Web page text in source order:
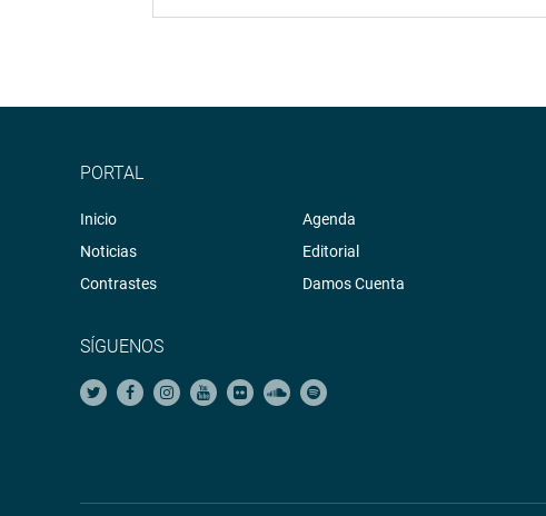
PORTAL
Inicio
Noticias
Contrastes
Agenda
Editorial
Damos Cuenta
SÍGUENOS